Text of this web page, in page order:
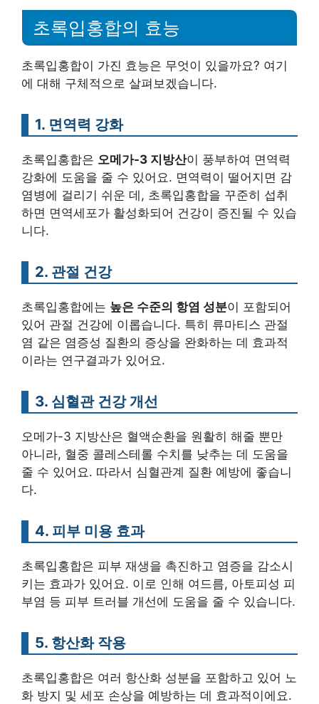
초록입홍합의 효능
초록입홍합이 가진 효능은 무엇이 있을까요? 여기
에 대해 구체적으로 살펴보겠습니다.
1. 면역력 강화
초록입홍합은 오메가-3 지방산이 풍부하여 면역력
강화에 도움을 줄 수 있어요. 면역력이 떨어지면 감
염병에 걸리기 쉬운 데, 초록입홍합을 꾸준히 섭취
하면 면역세포가 활성화되어 건강이 증진될 수 있습
니다.
2. 관절 건강
초록입홍합에는 높은 수준의 항염 성분이 포함되어
있어 관절 건강에 이롭습니다. 특히 류마티스 관절
염 같은 염증성 질환의 증상을 완화하는 데 효과적
이라는 연구결과가 있어요.
3. 심혈관 건강 개선
오메가-3 지방산은 혈액순환을 원활히 해줄 뿐만
아니라, 혈중 콜레스테롤 수치를 낮추는 데 도움을
줄 수 있어요. 따라서 심혈관계 질환 예방에 좋습니
다.
4. 피부 미용 효과
초록입홍합은 피부 재생을 촉진하고 염증을 감소시
키는 효과가 있어요. 이로 인해 여드름, 아토피성 피
부염 등 피부 트러블 개선에 도움을 줄 수 있습니다.
5. 항산화 작용
초록입홍합은 여러 항산화 성분을 포함하고 있어 노
화 방지 및 세포 손상을 예방하는 데 효과적이에요.